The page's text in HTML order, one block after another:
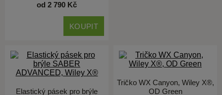
od 2 790 Kč
KOUPIT
Elastický pásek pro brýle
Tričko WX Canyon, Wiley X®,
OD Green